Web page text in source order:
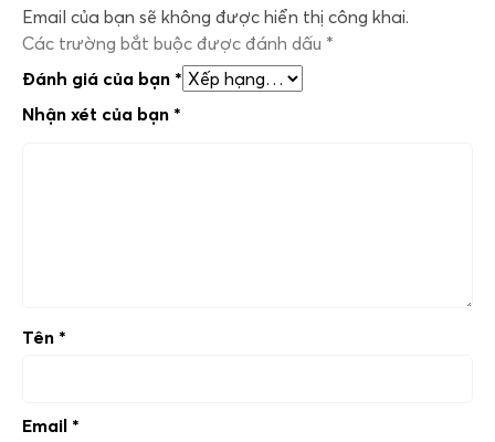
Email của bạn sẽ không được hiển thị công khai.
Các trường bắt buộc được đánh dấu *
Đánh giá của bạn *
Nhận xét của bạn *
Tên *
Email *